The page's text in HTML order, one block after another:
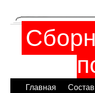
Главная